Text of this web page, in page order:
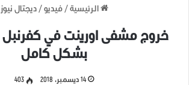
الرئيسية / فيديو / ديجتال نيوز
خروج مشفى اورينت في
بشكل كامل
14 ديسمبر، 2018 403